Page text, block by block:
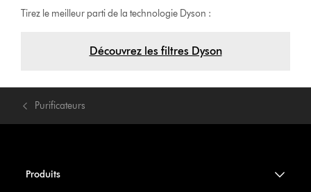
Tirez le meilleur parti de la technologie Dyson :
Découvrez les filtres Dyson
Purificateurs
Produits